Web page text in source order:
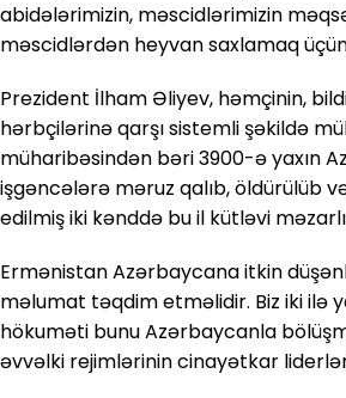
abidələrimizin, məscidlərimizin
məscidlərdən heyvan saxlamaq
Prezident İlham Əliyev, həmçinin,
hərbçilərinə qarşı sistemli şəkildə
müharibəsindən bəri 3900-ə yaxın
işgəncələrə məruz qalıb, öldürülüb
edilmiş iki kənddə bu il kütləvi
Ermənistan Azərbaycana itkin
məlumat təqdim etməlidir. Biz iki ilə
hökuməti bunu Azərbaycanla
əvvəlki rejimlərinin cinayətkar